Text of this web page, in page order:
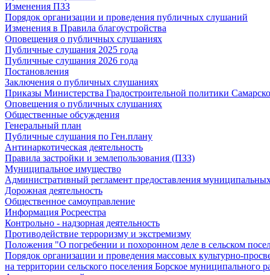
Изменения ПЗЗ
Порядок организации и проведения публичных слушаний
Изменения в Правила благоустройства
Оповещения о публичных слушаниях
Публичные слушания 2025 года
Публичные слушания 2026 года
Постановления
Заключения о публичных слушаниях
Приказы Министерства Градостроительной политики
Оповещения о публичных слушаниях
Общественные обсуждения
Генеральный план
Публичные слушания по Ген.плану
Антинаркотическая деятельность
Правила застройки и землепользования (ПЗЗ)
Муниципальное имущество
Административный регламент предоставления
Дорожная деятельность
Общественное самоуправление
Информация Росреестра
Контрольно - надзорная деятельность
Противодействие терроризму и экстремизму
Положения "О погребении и похоронном деле в сельском
Порядок организации и проведения массовых культурно-
на территории сельского поселения Борское муниципального